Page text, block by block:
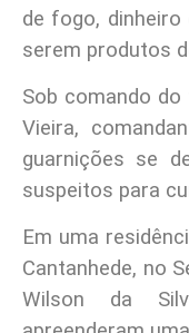
de fogo,
serem produtos
Sob comando
Vieira,
guarnições se
suspeitos para
Em uma
Cantanhede, no
Wilson da